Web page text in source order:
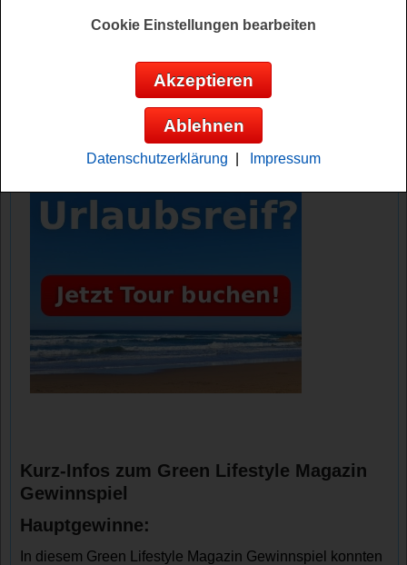
Green Lifestyle Magazin verlost jeden Tag
und tolle Sachpreise
Anzeige:
Kurz-Infos zum Green Lifestyle Magazin
Gewinnspiel
Hauptgewinne:
In diesem Green Lifestyle Magazin Gewinnspiel konnten
Cookie Einstellungen bearbeiten
Akzeptieren
Ablehnen
Datenschutzerklärung Impressum